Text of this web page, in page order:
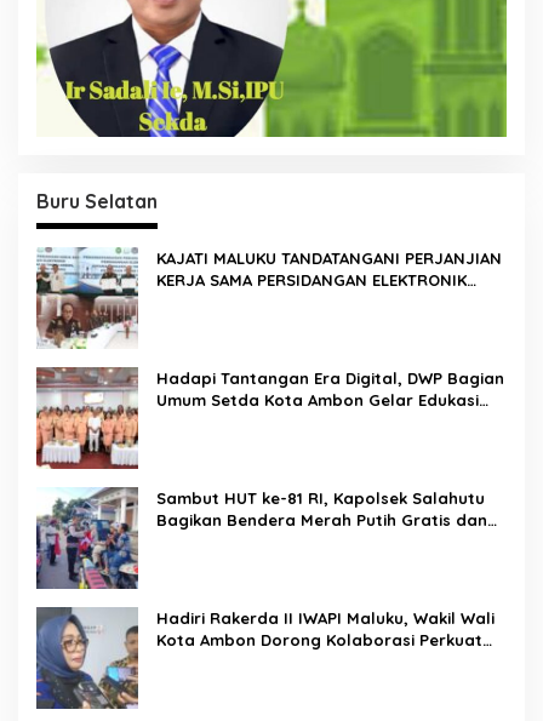
Buru Selatan
KAJATI MALUKU TANDATANGANI PERJANJIAN
KERJA SAMA PERSIDANGAN ELEKTRONIK
Hadapi Tantangan Era Digital, DWP Bagian
Umum Setda Kota Ambon Gelar Edukasi
Sambut HUT ke-81 RI, Kapolsek Salahutu
Bagikan Bendera Merah Putih Gratis dan
Hadiri Rakerda II IWAPI Maluku, Wakil Wali
Kota Ambon Dorong Kolaborasi Perkuat